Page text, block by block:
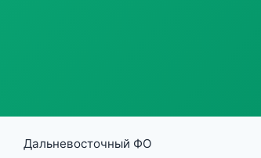
Дальневосточный ФО